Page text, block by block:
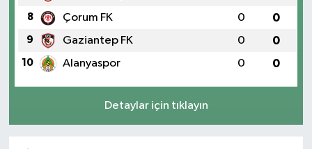
8 Çorum FK 0 0
9 Gaziantep FK 0 0
10 Alanyaspor 0 0
Detaylar için tıklayın